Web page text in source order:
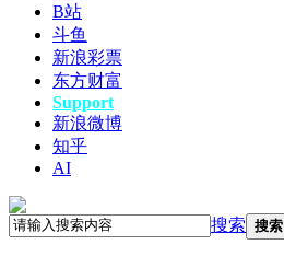
B站
斗鱼
新浪彩票
东方财富
Support
新浪微博
知乎
AI
搜索 搜索